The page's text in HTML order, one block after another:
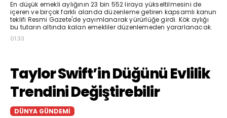
En düşük emekli aylığının 23 bin 552 liraya yükseltilmesini de
içeren ve birçok farklı alanda düzenleme getiren kapsamlı kanun
teklifi Resmi Gazete'de yayımlanarak yürürlüğe girdi. Kök aylığı
bu tutarın altında kalan emekliler düzenlemeden yararlanacak.
01:33